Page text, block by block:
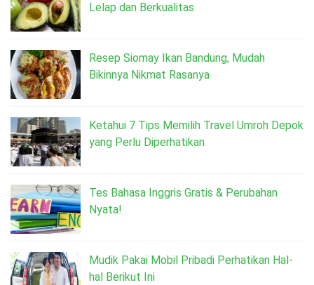
Lelap dan Berkualitas
Resep Siomay Ikan Bandung, Mudah
Bikinnya Nikmat Rasanya
Ketahui 7 Tips Memilih Travel Umroh Depok
yang Perlu Diperhatikan
Tes Bahasa Inggris Gratis & Perubahan
Nyata!
Mudik Pakai Mobil Pribadi Perhatikan Hal-
hal Berikut Ini